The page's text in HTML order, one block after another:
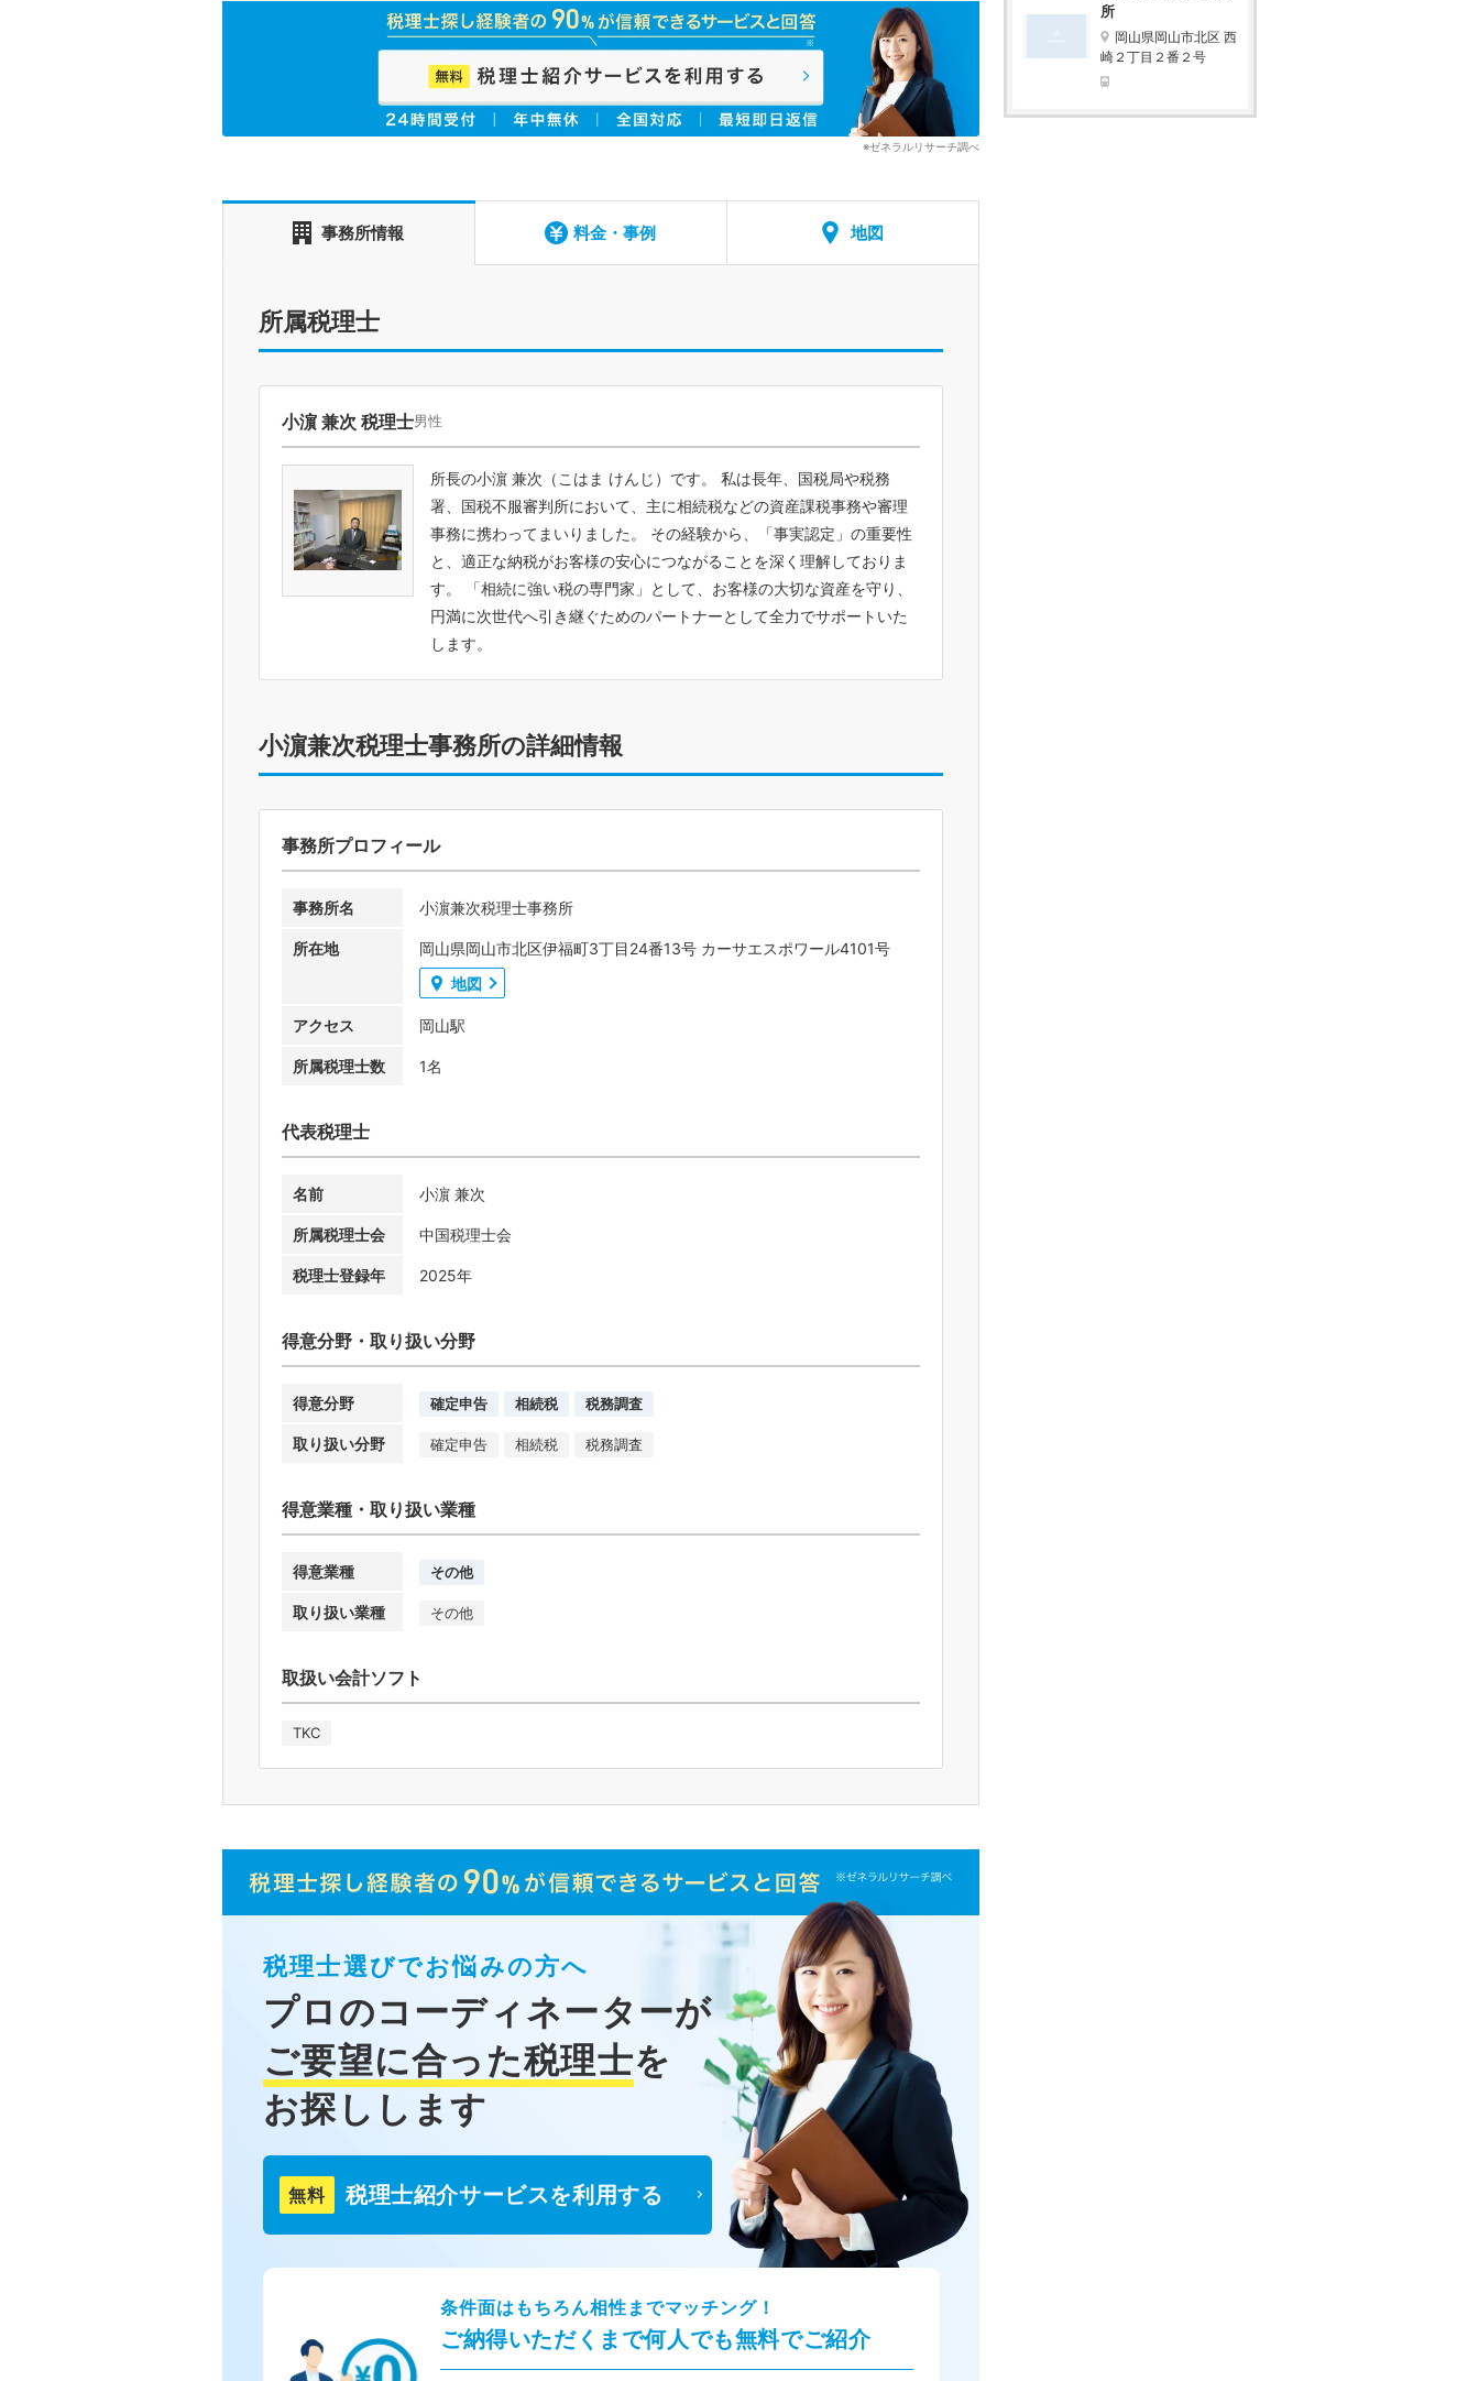
所
岡山県岡山市北区 西
崎２丁目２番２号
※ゼネラルリサーチ調べ
事務所情報 料金・事例 地図
所属税理士
小濵 兼次 税理士男性
所長の小濵 兼次（こはま けんじ）です。 私は長年、国税局や税務
署、国税不服審判所において、主に相続税などの資産課税事務や審理
事務に携わってまいりました。 その経験から、「事実認定」の重要性
と、適正な納税がお客様の安心につながることを深く理解しておりま
す。 「相続に強い税の専門家」として、お客様の大切な資産を守り、
円満に次世代へ引き継ぐためのパートナーとして全力でサポートいた
します。
小濵兼次税理士事務所の詳細情報
事務所プロフィール
事務所名 小濵兼次税理士事務所
所在地
岡山県岡山市北区伊福町3丁目24番13号 カーサエスポワール4101号
地図
アクセス 岡山駅
所属税理士数 1名
代表税理士
名前 小濵 兼次
所属税理士会 中国税理士会
税理士登録年 2025年
得意分野・取り扱い分野
得意分野 確定申告 相続税 税務調査
取り扱い分野 確定申告 相続税 税務調査
得意業種・取り扱い業種
得意業種 その他
取り扱い業種 その他
取扱い会計ソフト
TKC
税理士選びでお悩みの方へ
プロのコーディネーターが
ご要望に合った税理士を
お探しします
無料 税理士紹介サービスを利用する
条件面はもちろん相性までマッチング！
ご納得いただくまで何人でも無料でご紹介